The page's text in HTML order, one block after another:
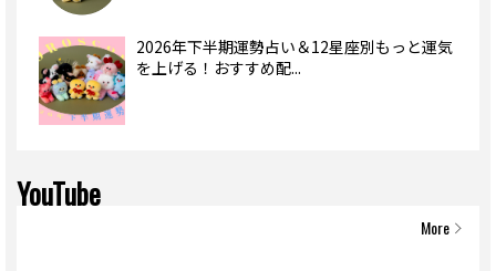
2026年下半期運勢占い＆12星座別もっと運気
を上げる！おすすめ配...
YouTube
More